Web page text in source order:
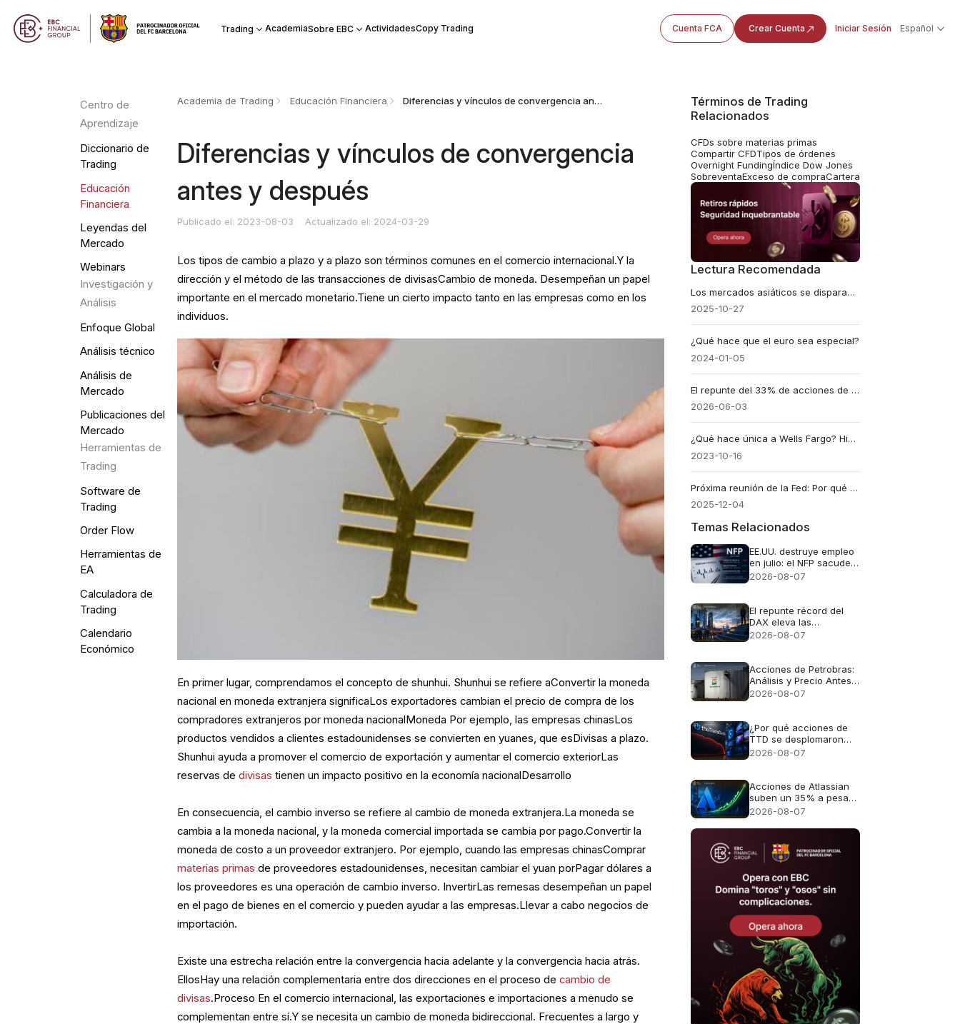
Trading AcademiaSobre EBC ActividadesCopy Trading Cuenta FCA Crear Cuenta Iniciar Sesión Español
Centro de
Aprendizaje
Diccionario de
Trading
Educación
Financiera
Leyendas del
Mercado
Webinars
Investigación y
Análisis
Enfoque Global
Análisis técnico
Análisis de
Mercado
Publicaciones del
Mercado
Herramientas de
Trading
Software de
Trading
Order Flow
Herramientas de
EA
Calculadora de
Trading
Calendario
Económico
Academia de Trading Educación Financiera Diferencias y vínculos de convergencia antes y después
Diferencias y vínculos de convergencia
antes y después
Publicado el: 2023-08-03 Actualizado el: 2024-03-29
Los tipos de cambio a plazo y a plazo son términos comunes en el comercio internacional.Y la
dirección y el método de las transacciones de divisasCambio de moneda. Desempeñan un papel
importante en el mercado monetario.Tiene un cierto impacto tanto en las empresas como en los
individuos.
En primer lugar, comprendamos el concepto de shunhui. Shunhui se refiere aConvertir la moneda
nacional en moneda extranjera significaLos exportadores cambian el precio de compra de los
compradores extranjeros por moneda nacionalMoneda Por ejemplo, las empresas chinasLos
productos vendidos a clientes estadounidenses se convierten en yuanes, que esDivisas a plazo.
Shunhui ayuda a promover el comercio de exportación y aumentar el comercio exteriorLas
reservas dedivisas tienen un impacto positivo en la economía nacionalDesarrollo
En consecuencia, el cambio inverso se refiere al cambio de moneda extranjera.La moneda se
cambia a la moneda nacional, y la moneda comercial importada se cambia por pago.Convertir la
moneda de costo a un proveedor extranjero. Por ejemplo, cuando las empresas chinasComprar
materias primas de proveedores estadounidenses, necesitan cambiar el yuan porPagar dólares a
los proveedores es una operación de cambio inverso. InvertirLas remesas desempeñan un papel
en el pago de bienes en el comercio y pueden ayudar a las empresas.Llevar a cabo negocios de
importación.
Existe una estrecha relación entre la convergencia hacia adelante y la convergencia hacia atrás.
EllosHay una relación complementaria entre dos direcciones en el proceso decambio de
divisas.Proceso En el comercio internacional, las exportaciones e importaciones a menudo se
complementan entre sí.Y se necesita un cambio de moneda bidireccional. Frecuentes a largo y
Términos de Trading
Relacionados
CFDs sobre materias primas
Compartir CFDTipos de órdenes
Overnight FundingÍndice Dow Jones
SobreventaExceso de compraCartera
Lectura Recomendada
Los mercados asiáticos se disparan antes de la reunión de Trump y Xi
2025-10-27
¿Qué hace que el euro sea especial?
2024-01-05
El repunte del 33% de acciones de Marvell sitúa la conectividad de la IA en el centro del debate multimillonario
2026-06-03
¿Qué hace única a Wells Fargo? Historia, datos y análisis
2023-10-16
Próxima reunión de la Fed: Por qué una pausa monetaria puede mover mercados
2025-12-04
Temas Relacionados
EE.UU. destruye empleo
en julio: el NFP sacude
al dólar y dispara al oro
2026-08-07
El repunte récord del
DAX eleva las
expectativas de
2026-08-07
Acciones de Petrobras:
Análisis y Precio Antes
del Reporte Financiero
2026-08-07
¿Por qué acciones de
TTD se desplomaron
casi un 30%?
2026-08-07
Acciones de Atlassian
suben un 35% a pesar
de unas perspectivas
2026-08-07